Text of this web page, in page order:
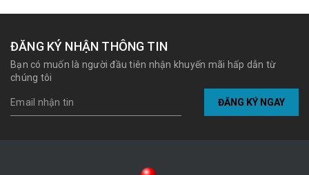
ĐĂNG KÝ NHẬN THÔNG TIN
Bạn có muốn là người đầu tiên nhận khuyến mãi hấp dẫn từ
chúng tôi
ĐĂNG KÝ NGAY